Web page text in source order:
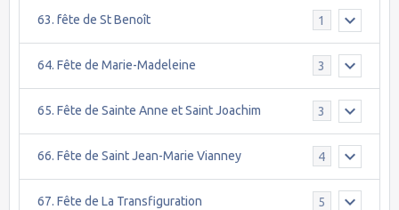
63. fête de St Benoît 1
64. Fête de Marie-Madeleine 3
65. Fête de Sainte Anne et Saint Joachim 3
66. Fête de Saint Jean-Marie Vianney 4
67. Fête de La Transfiguration 5